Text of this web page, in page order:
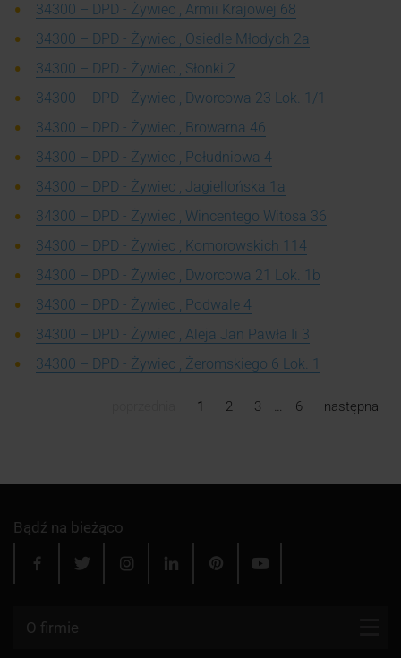
34300 – DPD - Żywiec , Armii Krajowej 68
34300 – DPD - Żywiec , Osiedle Młodych 2a
34300 – DPD - Żywiec , Słonki 2
34300 – DPD - Żywiec , Dworcowa 23 Lok. 1/1
34300 – DPD - Żywiec , Browarna 46
34300 – DPD - Żywiec , Południowa 4
34300 – DPD - Żywiec , Jagiellońska 1a
34300 – DPD - Żywiec , Wincentego Witosa 36
34300 – DPD - Żywiec , Komorowskich 114
34300 – DPD - Żywiec , Dworcowa 21 Lok. 1b
34300 – DPD - Żywiec , Podwale 4
34300 – DPD - Żywiec , Aleja Jan Pawła Ii 3
34300 – DPD - Żywiec , Żeromskiego 6 Lok. 1
1 2 3 … 6 następna
Bądź na bieżąco
O firmie